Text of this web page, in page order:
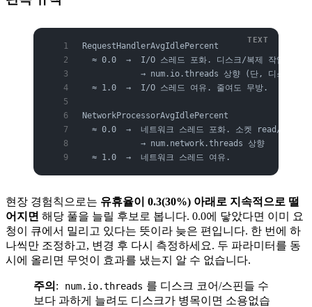
RequestHandlerAvgIdlePercent
≈ 0.0  →  I/O 스레드 포화. 디스크/복제 작업이 밀
→ num.io.threads 상향 (단, 디스크 코
  ≈ 1.0  →  I/O 스레드 여유. 줄여도 무방.
NetworkProcessorAvgIdlePercent
≈ 0.0  →  네트워크 스레드 포화. 소켓 read/write
            → num.network.threads 상향
  ≈ 1.0  →  네트워크 스레드 여유.
현장 경험칙으로는 유휴율이 0.3(30%) 아래로 지속적으로 떨
어지면 해당 풀을 늘릴 후보로 봅니다. 0.0에 닿았다면 이미 요
청이 큐에서 밀리고 있다는 뜻이라 늦은 편입니다. 한 번에 하
나씩만 조정하고, 변경 후 다시 측정하세요. 두 파라미터를 동
시에 올리면 무엇이 효과를 냈는지 알 수 없습니다.
주의 : num.io.threads 를 디스크 코어/스핀들 수
보다 과하게 늘려도 디스크가 병목이면 소용없습